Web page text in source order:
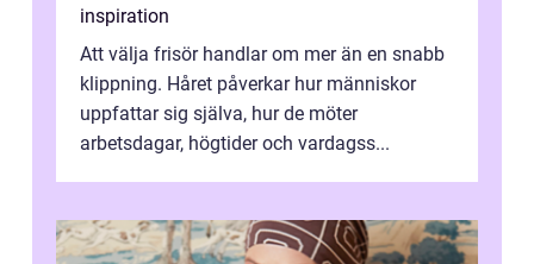
inspiration
Att välja frisör handlar om mer än en snabb
klippning. Håret påverkar hur människor
uppfattar sig själva, hur de möter
arbetsdagar, högtider och vardagss...